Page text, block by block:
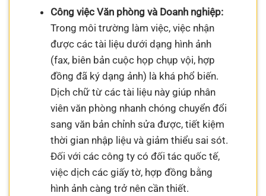
Công việc Văn phòng và Doanh nghiệp:
Trong môi trường làm việc, việc nhận
được các tài liệu dưới dạng hình ảnh
(fax, biên bản cuộc họp chụp vội, hợp
đồng đã ký dạng ảnh) là khá phổ biến.
Dịch chữ từ các tài liệu này giúp nhân
viên văn phòng nhanh chóng chuyển đổi
sang văn bản chỉnh sửa được, tiết kiệm
thời gian nhập liệu và giảm thiểu sai sót.
Đối với các công ty có đối tác quốc tế,
việc dịch các giấy tờ, hợp đồng bằng
hình ảnh càng trở nên cần thiết.